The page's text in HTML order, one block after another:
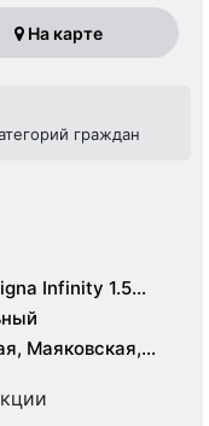
На карте
граждан
Infinity 1.5
Маяковская,